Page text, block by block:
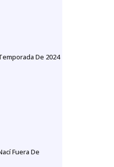
De 2024
Fuera De